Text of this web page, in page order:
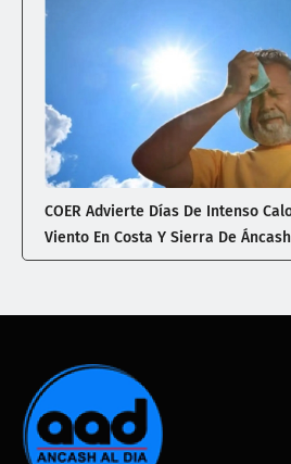
COER Advierte Días De Intenso
Viento En Costa Y Sierra De Áncash